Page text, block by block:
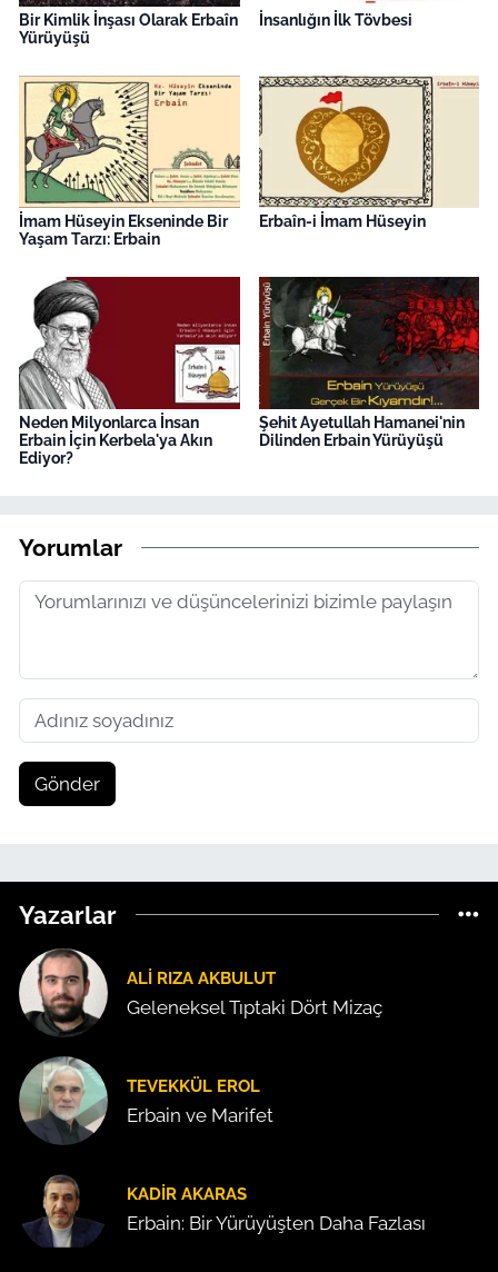
Bir Kimlik İnşası Olarak Erbaîn
Yürüyüşü
İnsanlığın İlk Tövbesi
İmam Hüseyin Ekseninde Bir
Yaşam Tarzı: Erbain
Erbaîn-i İmam Hüseyin
Neden Milyonlarca İnsan
Erbain İçin Kerbela'ya Akın
Ediyor?
Şehit Ayetullah Hamanei'nin
Dilinden Erbain Yürüyüşü
Yorumlar
Gönder
Yazarlar
ALI RIZA AKBULUT
Geleneksel Tıptaki Dört Mizaç
TEVEKKÜL EROL
Erbain ve Marifet
KADIR AKARAS
Erbain: Bir Yürüyüşten Daha Fazlası